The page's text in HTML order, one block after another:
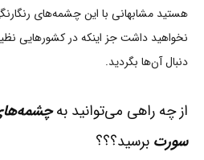
هستید مشابهانی با این چشمه‌های
نخواهید داشت جز اینکه در کشورهایی نظیر
دنبال آن‌ها بگردید.
از چه راهی می‌توانید به
سورت برسید؟؟؟